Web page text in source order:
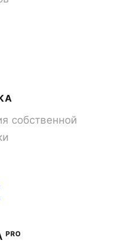
собственной
PRO